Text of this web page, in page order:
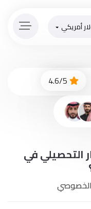
أمريكي
4.6/5
التحصيلي في